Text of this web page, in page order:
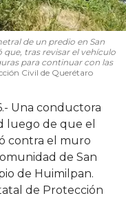
de un predio en San
tras revisar el vehículo
para continuar con las
Civil de Querétaro
Una conductora
luego de que el
contra el muro
de San
de Huimilpan.
de Protección